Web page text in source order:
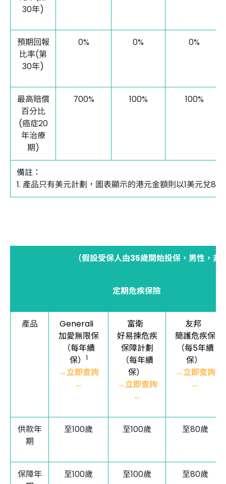
30年)
預期回報
比率(第
30年)
0% 0% 0%
最高賠償
百分比
(癌症20
年治療
期)
700% 100% 100%
備註：
1. 產品只有美元計劃，圖表顯示的港元金額則以1美元兌8
（假設受保人由35歲開始投保，男性，
定期危疾保險
產品
Generali
加愛無限保
（每年續
保）
1
→立即查詢
←
富衛
好易揀危疾
保障計劃
（每年續
保）
→立即查詢
←
友邦
簡護危疾保
（每5年續
保）
→立即查詢
←
供款年
期
至100歲 至100歲 至80歲
保障年
至100歲 至100歲 至80歲